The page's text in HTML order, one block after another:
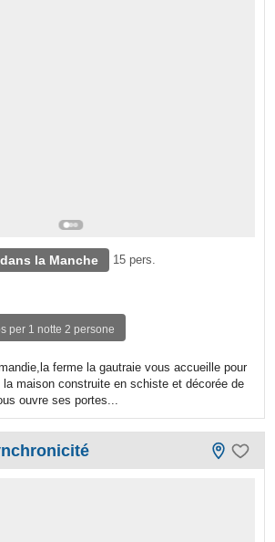
la Manche 15 pers.
per 1 notte 2 persone
ferme la gautraie vous accueille pour
la maison construite en schiste et décorée de
ouvre ses portes...